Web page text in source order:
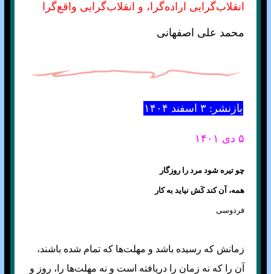
انقلاب‌گرایی اراده‌گرا، و انقلاب‌گرایی واقع‌گرا
محمد علی اصفهانی
بازنشر: ۳ اسفند ۱۴۰۴
۵ دی ۱۴۰۱
چو تیره شود مرد را روزگار
همه، آن کند کَش نیاید به کار
فردوسی
زمانش که رسیده باشد و مهلت‌ها که تمام شده باشند،
آن را که نه زمان را دریافته است و نه مهلت‌ها را، روز و